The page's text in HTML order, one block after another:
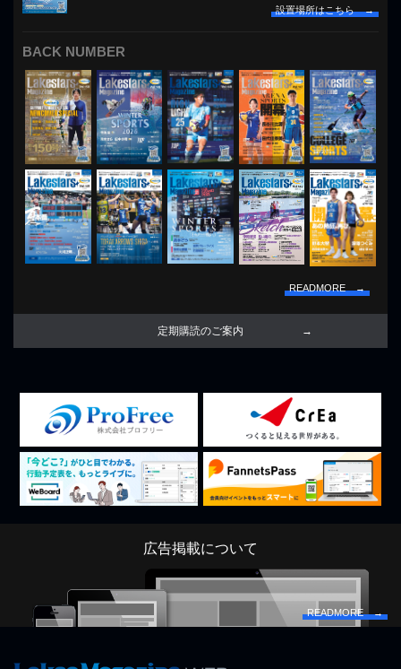
設置場所はこちら →
BACK NUMBER
READMORE →
定期購読のご案内
広告掲載について
READMORE →